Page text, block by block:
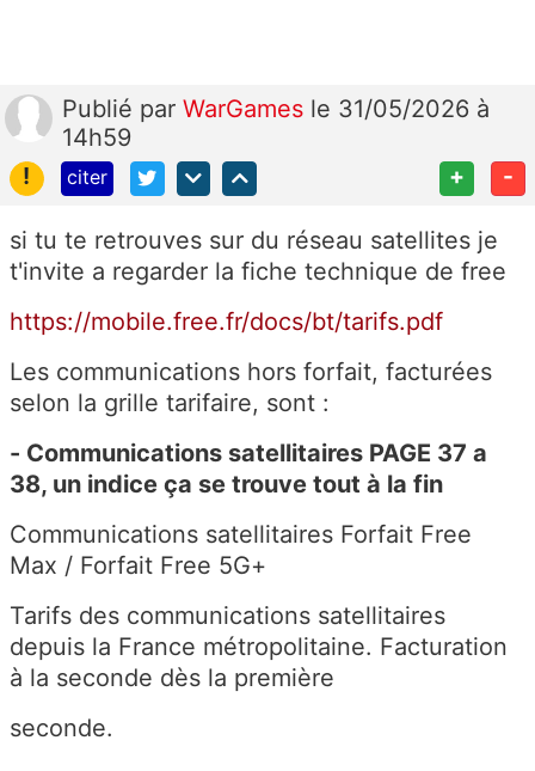
Publié par WarGames le 31/05/2026 à
14h59
!
citer + -
si tu te retrouves sur du réseau satellites je
t'invite a regarder la fiche technique de free
https://mobile.free.fr/docs/bt/tarifs.pdf
Les communications hors forfait, facturées
selon la grille tarifaire, sont :
- Communications satellitaires PAGE 37 a
38, un indice ça se trouve tout à la fin
Communications satellitaires Forfait Free
Max / Forfait Free 5G+
Tarifs des communications satellitaires
depuis la France métropolitaine. Facturation
à la seconde dès la première
seconde.